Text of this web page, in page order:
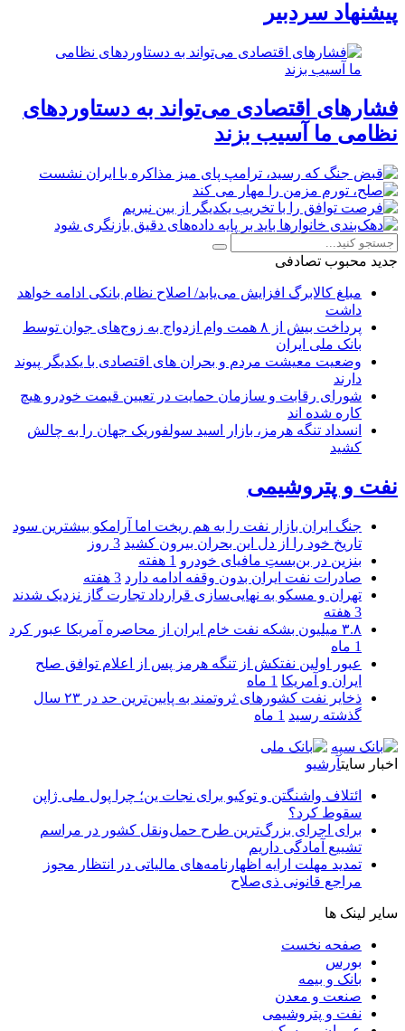
پیشنهاد سردبیر
فشارهای اقتصادی می‌تواند به دستاوردهای
نظامی ما آسیب بزند
جدید محبوب تصادفی
مبلغ کالابرگ افزایش می‌یابد/ اصلاح نظام بانکی ادامه خواهد
داشت
پرداخت بیش از ۸ همت وام ازدواج به زوج‌های جوان توسط
بانک ملی ایران
وضعیت معیشت مردم و بحران های اقتصادی با یکدیگر پیوند
دارند
شورای رقابت و سازمان حمایت در تعیین قیمت خودرو هیچ
کاره شده اند
انسداد تنگه هرمز، بازار اسید سولفوریک جهان را به چالش
کشید
نفت و پتروشیمی
جنگ ایران بازار نفت را به هم ریخت اما آرامکو بیشترین سود
تاریخ خود را از دل این بحران بیرون کشید 3 روز
بنزین در بن‌بستِ مافیای خودرو 1 هفته
صادرات نفت ایران بدون وقفه ادامه دارد 3 هفته
تهران و مسکو به نهایی‌سازی قرارداد تجارت گاز نزدیک شدند
3 هفته
۳.۸ میلیون بشکه نفت خام ایران از محاصره آمریکا عبور کرد
1 ماه
عبور اولین نفتکش از تنگه هرمز پس از اعلام توافق صلح
ایران و آمریکا 1 ماه
ذخایر نفت کشورهای ثروتمند به پایین‌ترین حد در ۲۳ سال
گذشته رسید 1 ماه
اخبار سایتآرشیو
ائتلاف واشنگتن و توکیو برای نجات ین؛ چرا پول ملی ژاپن
سقوط کرد؟
برای اجرای بزرگ‌ترین طرح حمل‌ونقل کشور در مراسم
تشییع آمادگی داریم
تمدید مهلت ارایه اظهارنامه‌های مالیاتی در انتظار مجوز
مراجع قانونی ذی‌‏صلاح
سایر لینک ها
صفحه نخست
بورس
بانک و بیمه
صنعت و معدن
نفت و پتروشیمی